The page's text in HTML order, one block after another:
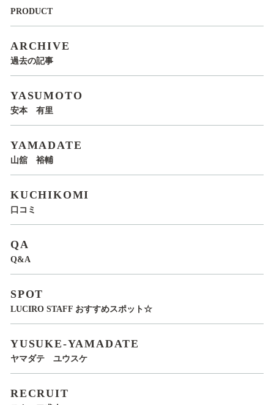
PRODUCT
ARCHIVE
過去の記事
YASUMOTO
安本 有里
YAMADATE
山舘 裕輔
KUCHIKOMI
口コミ
QA
Q&A
SPOT
LUCIRO STAFF おすすめスポット☆
YUSUKE-YAMADATE
ヤマダテ ユウスケ
RECRUIT